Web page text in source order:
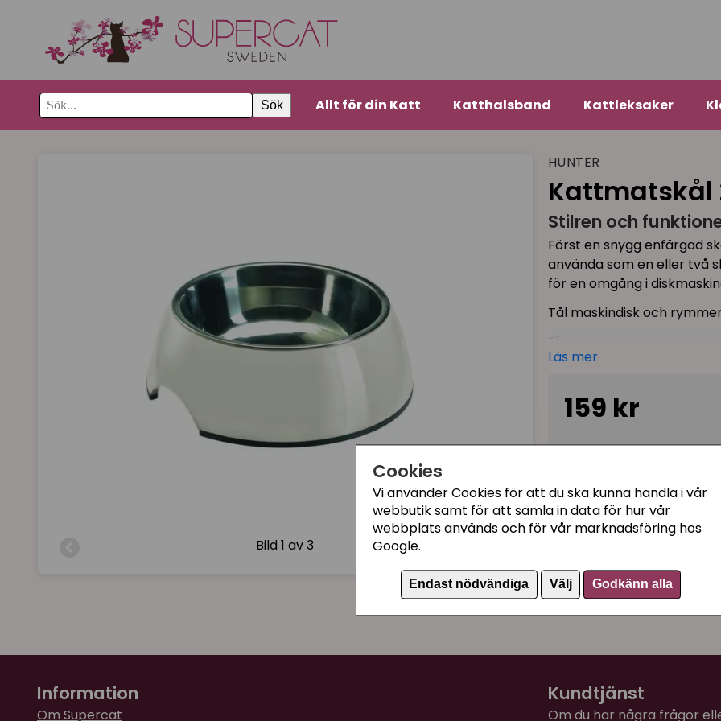
Cookies
Vi använder Cookies för att du ska kunna handla i vår
webbutik samt för att samla in data för hur vår
webbplats används och för vår marknadsföring hos
Google.
Endast nödvändiga Välj Godkänn alla
Sök Allt för din Katt Katthalsband Kattleksaker
Bild1 av 3
HUNTER
Kattmatskål
Stilren och
Först en snygg enfärgad
använda som en eller två
för en omgång i
Tål maskindisk och
Två skålar tillsammans på
Finns i två olika storlekar:
Den större skålen, 350
utan att de känsliga
att katter drar ut maten på
Läs mer
159 kr
Tillfälligt slut
Kategorier:
Matskålar
Artikelnummer:
Information
Om Supercat
Kundtjänst
Om du har några frågor